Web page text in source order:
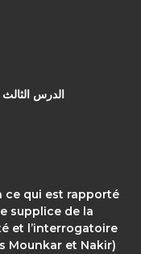
الدرس الثالث
ce qui est rapporté
supplice de la
et l’interrogatoire
Mounkar et Nakir)